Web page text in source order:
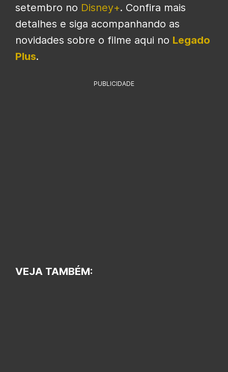
setembro no Disney+. Confira mais
detalhes e siga acompanhando as
novidades sobre o filme aqui no Legado
Plus.
PUBLICIDADE
VEJA TAMBÉM: